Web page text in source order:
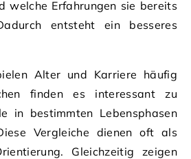
welche Erfahrungen sie bereits
entsteht ein besseres
Alter und Karriere häufig
finden es interessant zu
in bestimmten Lebensphasen
Vergleiche dienen oft als
Gleichzeitig zeigen